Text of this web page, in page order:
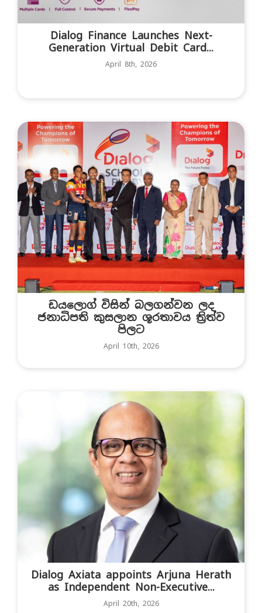
Dialog Finance Launches Next-
Generation Virtual Debit Card...
April 8th, 2026
ඩයලොග් විසින් බලගන්වන ලද
ජනාධිපති කුසලාන ශූරතාවය ත්‍රිත්ව
පිලට
April 10th, 2026
Dialog Axiata appoints Arjuna Herath
as Independent Non-Executive...
April 20th, 2026